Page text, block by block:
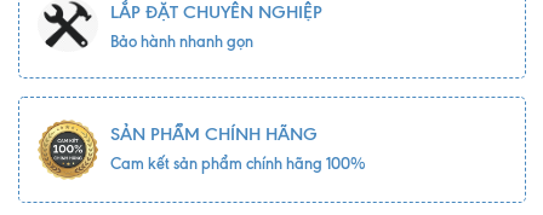
LẮP ĐẶT CHUYÊN NGHIỆP
Bảo hành nhanh gọn
SẢN PHẨM CHÍNH HÃNG
Cam kết sản phẩm chính hãng 100%